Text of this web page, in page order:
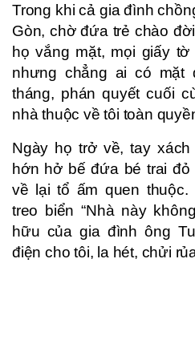
Trong khi cả gia đình
Gòn, chờ đứa trẻ chào
họ vắng mặt, mọi giấy
nhưng chẳng ai có mặt
tháng, phán quyết cuối
nhà thuộc về tôi toàn
Ngày họ trở về, tay
hớn hở bế đứa bé trai
về lại tổ ấm quen
treo biển “Nhà này
hữu của gia đình ông
điện cho tôi, la hét, chửi